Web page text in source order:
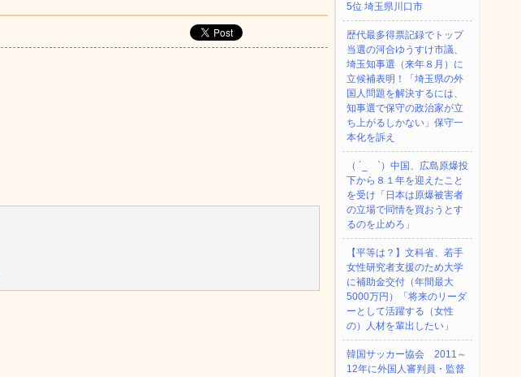
5位 埼玉県川口市
歴代最多得票記録でトップ
当選の河合ゆうすけ市議、
埼玉知事選（来年８月）に
立候補表明！「埼玉県の外
国人問題を解決するには、
知事選で保守の政治家が立
ち上がるしかない」保守一
本化を訴え
（ ´_ゝ`）中国、広島原爆投
下から８１年を迎えたこと
を受け「日本は原爆被害者
の立場で同情を買おうとす
るのを止めろ」
【平等は？】文科省、若手
女性研究者支援のため大学
に補助金交付（年間最大
5000万円）「将来のリーダ
ーとして活躍する（女性
の）人材を輩出したい」
韓国サッカー協会 2011～
12年に外国人審判員・監督